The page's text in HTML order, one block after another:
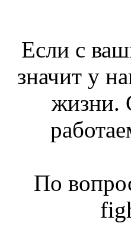
Если с
значит у
жизни.
По